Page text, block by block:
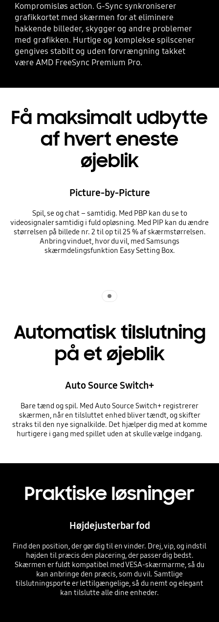
Kompromisløs action. G-Sync synkroniserer
grafikkortet med skærmen for at eliminere
hakkende billeder, skygger og andre problemer
med grafikken. Hurtige og komplekse spilscener
gengives stabilt og uden forvrængning takket
være AMD FreeSync Premium Pro.
Få maksimalt udbytte
af hvert eneste
øjeblik
Picture-by-Picture
Spil, se og chat – samtidig. Med PBP kan du se to
videosignaler samtidig i fuld opløsning. Med PIP kan du ændre
størrelsen på billede nr. 2 til op til 25 % af skærmstørrelsen.
Anbring vinduet, hvor du vil, med Samsungs
skærmdelingsfunktion Easy Setting Box.
Automatisk tilslutning
på et øjeblik
Auto Source Switch+
Bare tænd og spil. Med Auto Source Switch+ registrerer
skærmen, når en tilsluttet enhed bliver tændt, og skifter
straks til den nye signalkilde. Det hjælper dig med at komme
hurtigere i gang med spillet uden at skulle vælge indgang.
Praktiske løsninger
Højdejusterbar fod
Find den position, der gør dig til en vinder. Drej, vip, og indstil
højden til præcis den placering, der passer dig bedst.
Skærmen er fuldt kompatibel med VESA-skærmarme, så du
kan anbringe den præcis, som du vil. Samtlige
tilslutningsporte er lettilgængelige, så du nemt og elegant
kan tilslutte alle dine enheder.